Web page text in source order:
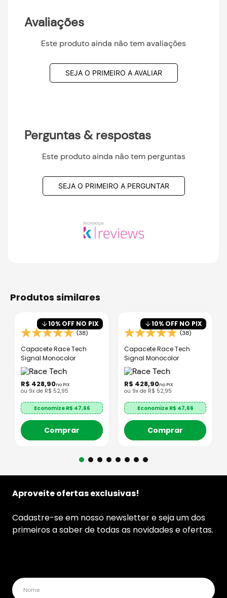
Avaliações
Este produto ainda não tem avaliações
SEJA O PRIMEIRO A AVALIAR
Perguntas & respostas
Este produto ainda não tem perguntas
SEJA O PRIMEIRO A PERGUNTAR
produtos similares
10% OFF NO PIX
(38)
Capacete Race Tech
Signal Monocolor
R$ 428,90no PIX
ou 9x de R$ 52,95
Economize R$ 47,66
Comprar
10% OFF NO PIX
(38)
Capacete Race Tech
Signal Monocolor
R$ 428,90no PIX
ou 9x de R$ 52,95
Economize R$ 47,66
Comprar
Aproveite ofertas exclusivas!
Cadastre-se em nosso newsletter e seja um dos
primeiros a saber de todas as novidades e ofertas.